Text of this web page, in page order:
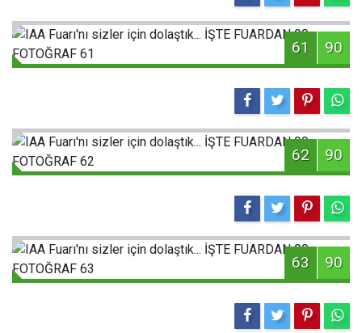
61 90
62 90
63 90